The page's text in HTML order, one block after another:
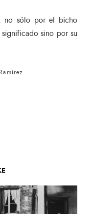
no sólo por el bicho
sino por su